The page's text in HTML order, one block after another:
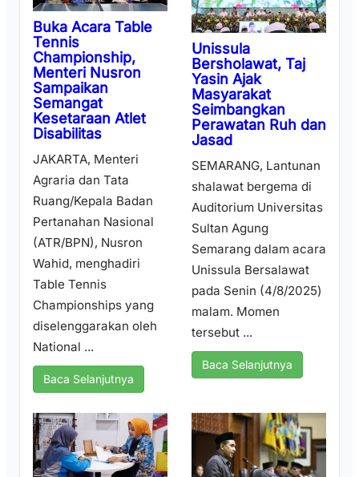
Buka Acara Table
Tennis
Championship,
Menteri Nusron
Sampaikan
Semangat
Kesetaraan Atlet
Disabilitas
JAKARTA, Menteri
Agraria dan Tata
Ruang/Kepala Badan
Pertanahan Nasional
(ATR/BPN), Nusron
Wahid, menghadiri
Table Tennis
Championships yang
diselenggarakan oleh
National ...
Baca Selanjutnya
Unissula
Bersholawat, Taj
Yasin Ajak
Masyarakat
Seimbangkan
Perawatan Ruh dan
Jasad
SEMARANG, Lantunan
shalawat bergema di
Auditorium Universitas
Sultan Agung
Semarang dalam acara
Unissula Bersalawat
pada Senin (4/8/2025)
malam. Momen
tersebut ...
Baca Selanjutnya